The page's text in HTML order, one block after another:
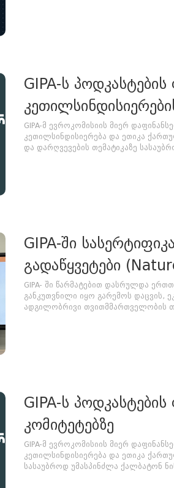
GIPA-ს
GIPA-მ ევროკომისიის მიერ
კეთილსინდისიერება და ეთიკა
და დარღვევების თემატიკაზე
GIPA-ში
გადაწყვეტები
GIPA- ში წარმატებით დასრულდა
განკუთვნილი იყო გარემოს დაცვის,
ადგილობრივი თვითმმართველობის
GIPA-ს
კომიტეტებზე
GIPA-მ ევროკომისიის მიერ
კეთილსინდისიერება და ეთიკა
სასაუბროდ უმასპინძლა ქალბატონ